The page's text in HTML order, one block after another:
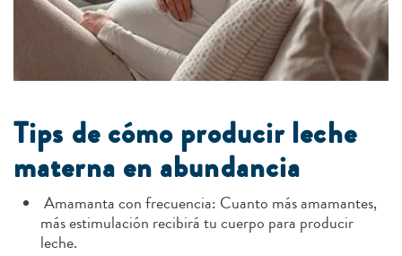
Tips de cómo producir leche
materna en abundancia
Amamanta con frecuencia: Cuanto más amamantes,
más estimulación recibirá tu cuerpo para producir
leche.